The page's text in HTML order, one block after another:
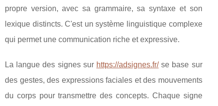
propre version, avec sa grammaire, sa syntaxe et son
lexique distincts. C'est un système linguistique complexe
qui permet une communication riche et expressive.
La langue des signes sur https://adsignes.fr/se base sur
des gestes, des expressions faciales et des mouvements
du corps pour transmettre des concepts. Chaque signe